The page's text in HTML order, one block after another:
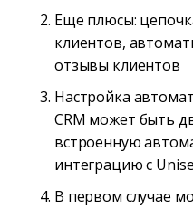
Еще плюсы:
клиентов,
отзывы клиентов
Настройка
CRM может быть
встроенную
интеграцию с
В первом случае